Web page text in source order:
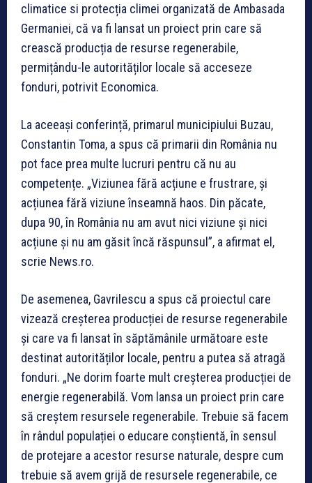
climatice si protecția climei organizată de Ambasada
Germaniei, că va fi lansat un proiect prin care să
crească producția de resurse regenerabile,
permițându-le autorităților locale să acceseze
fonduri, potrivit Economica.
La aceeași conferință, primarul municipiului Buzau,
Constantin Toma, a spus că primarii din România nu
pot face prea multe lucruri pentru că nu au
competențe. „Viziunea fără acțiune e frustrare, și
acțiunea fără viziune înseamnă haos. Din păcate,
dupa 90, în România nu am avut nici viziune și nici
acțiune și nu am găsit încă răspunsul”, a afirmat el,
scrie News.ro.
De asemenea, Gavrilescu a spus că proiectul care
vizează creșterea producției de resurse regenerabile
și care va fi lansat în săptămânile următoare este
destinat autorităților locale, pentru a putea să atragă
fonduri. „Ne dorim foarte mult creșterea producției de
energie regenerabilă. Vom lansa un proiect prin care
să creștem resursele regenerabile. Trebuie să facem
în rândul populației o educare conștientă, în sensul
de protejare a acestor resurse naturale, despre cum
trebuie să avem grijă de resursele regenerabile, ce